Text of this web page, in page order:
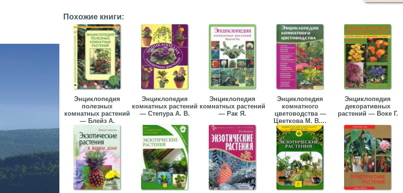
Похожие книги:
Энциклопедия
полезных
комнатных растений
— Блейз А.
Энциклопедия
комнатных растений
— Степура А. В.
Энциклопедия
комнатных растений
— Рак Я.
Энциклопедия
комнатного
цветоводства —
Цветкова М. В....
Энциклопедия
декоративных
растений — Воке Г.